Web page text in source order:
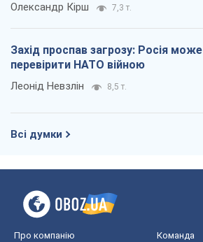
Олександр Кірш 7,3 т.
Захід проспав загрозу: Росія може
перевірити НАТО війною
Леонід Невзлін 8,5 т.
Всі думки
Про компанію Команда